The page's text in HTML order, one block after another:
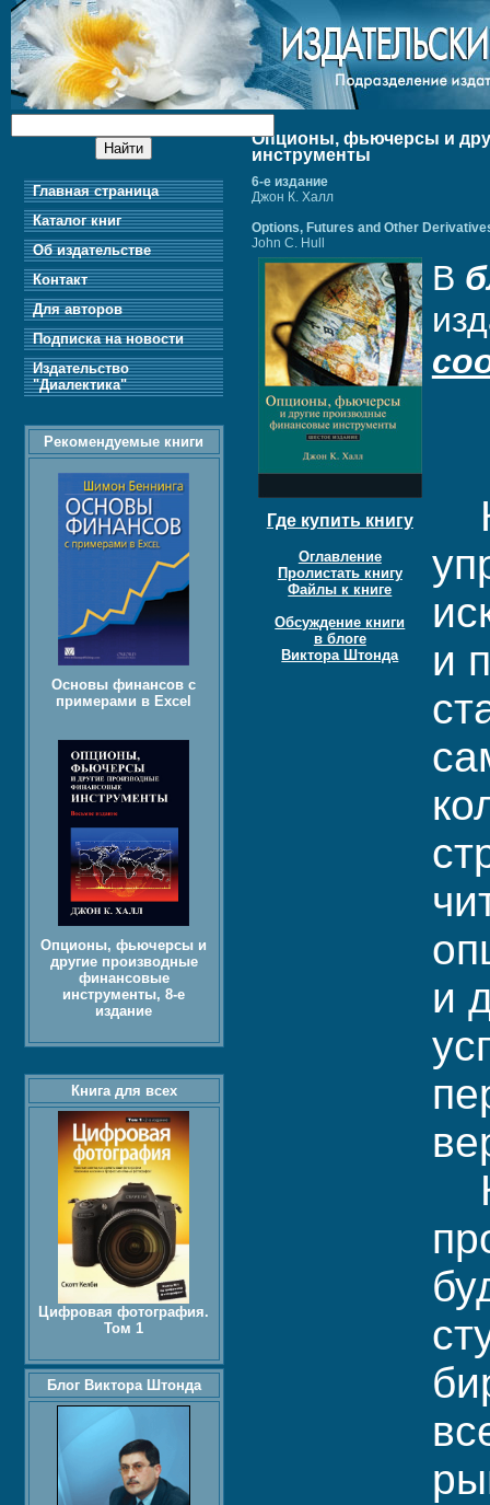
Опционы, фьючерсы и
инструменты
6-е издание
Джон К. Халл
Options, Futures and Other
John C. Hull
Где купить книгу
Оглавление
Пролистать книгу
Файлы к книге
Обсуждение книги
в блоге
Виктора Штонда
В
и
и
Главная страница
Каталог книг
Об издательстве
Контакт
Для авторов
Подписка на новости
Издательство
"Диалектика"
Рекомендуемые книги
Основы финансов с
примерами в Excel
Опционы, фьючерсы и
другие производные
финансовые
инструменты, 8-е
издание
Книга для всех
Цифровая фотография.
Том 1
Блог Виктора Штонда